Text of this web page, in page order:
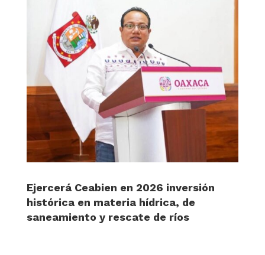
Ejercerá Ceabien en 2026 inversión
histórica en materia hídrica, de
saneamiento y rescate de ríos